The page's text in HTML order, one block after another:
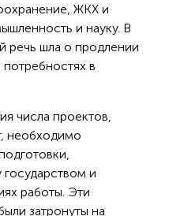
ЖКХ и
и науку. В
речь шла о продлении
в
числа проектов,
необходимо
и
работы. Эти
затронуты на